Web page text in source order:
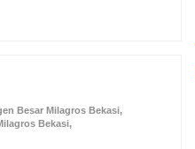
Besar Milagros Bekasi,
Bekasi,